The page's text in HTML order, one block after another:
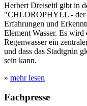
Herbert Dreiseitl gibt in
"CHLOROPHYLL - der
Erfahrungen und
Element Wasser. Es
Regenwasser ein
und dass das Stadtgrün
sein kann.
» mehr lesen
Fachpresse